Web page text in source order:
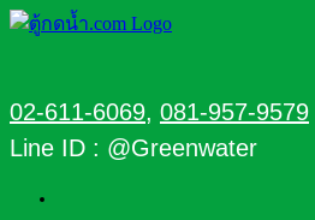
02-611-6069, 081-957-9579
Line ID : @Greenwater